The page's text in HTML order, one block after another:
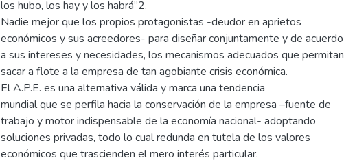
los hubo, los hay y los habrá”2.
Nadie mejor que los propios protagonistas -deudor en aprietos
económicos y sus acreedores- para diseñar conjuntamente y de acuerdo
a sus intereses y necesidades, los mecanismos adecuados que permitan
sacar a flote a la empresa de tan agobiante crisis económica.
El A.P.E. es una alternativa válida y marca una tendencia
mundial que se perfila hacia la conservación de la empresa –fuente de
trabajo y motor indispensable de la economía nacional- adoptando
soluciones privadas, todo lo cual redunda en tutela de los valores
económicos que trascienden el mero interés particular.